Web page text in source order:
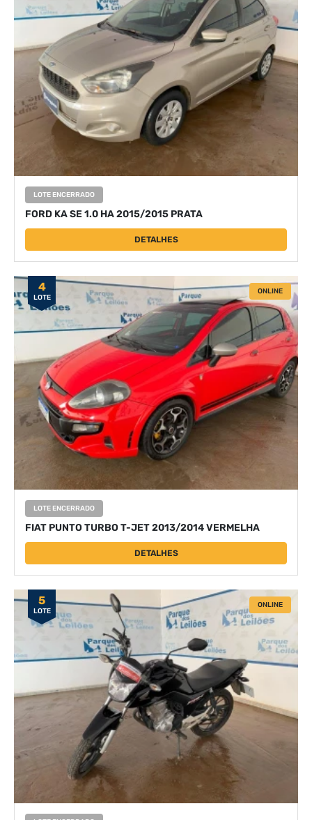
LOTE ENCERRADO
FORD KA SE 1.0 HA 2015/2015 PRATA
DETALHES
4
LOTE
ONLINE
LOTE ENCERRADO
FIAT PUNTO TURBO T-JET 2013/2014 VERMELHA
DETALHES
5
LOTE
ONLINE